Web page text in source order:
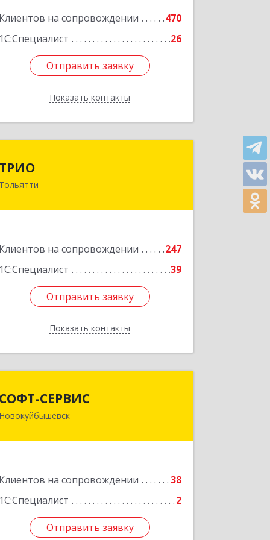
Клиентов на сопровождении
470
1С:Специалист
26
Отправить заявку
Показать контакты
Отправить заявку
Назад
ТРИО
Тольятти
Клиентов на сопровождении
247
1С:Специалист
39
Отправить заявку
Показать контакты
445004, Самарская обл, Тольятти г,
Отправить заявку
Назад
СОФТ-СЕРВИС
Новокуйбышевск
Клиентов на сопровождении
38
1С:Специалист
2
Отправить заявку
Подробнее
Отправить заявку